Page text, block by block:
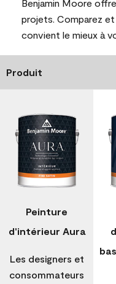
Benjamin Moore
projets. Comparez
convient le mieux à
Produit
Peinture
d'intérieur Aura
Les designers et
consommateurs